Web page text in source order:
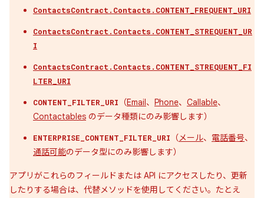
ContactsContract.Contacts.CONTENT_FREQUENT_URI
ContactsContract.Contacts.CONTENT_STREQUENT_UR
I
ContactsContract.Contacts.CONTENT_STREQUENT_FI
LTER_URI
CONTENT_FILTER_URI （Email、 Phone、 Callable、
Contactables のデータ種類にのみ影響します）
ENTERPRISE_CONTENT_FILTER_URI （メール、 電話番号、
通話可能のデータ型にのみ影響します）
アプリがこれらのフィールドまたは API にアクセスしたり、更新
したりする場合は、代替メソッドを使用してください。たとえ